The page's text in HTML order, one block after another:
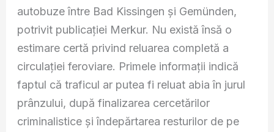
autobuze între Bad Kissingen și Gemünden,
potrivit publicației Merkur. Nu există însă o
estimare certă privind reluarea completă a
circulației feroviare. Primele informații indică
faptul că traficul ar putea fi reluat abia în jurul
prânzului, după finalizarea cercetărilor
criminalistice și îndepărtarea resturilor de pe